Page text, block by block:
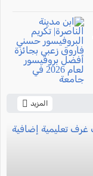
المزيد